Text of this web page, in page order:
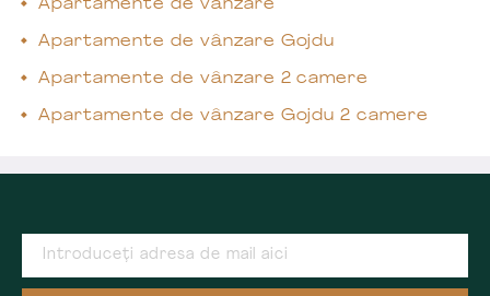
Apartamente de vânzare
Apartamente de vânzare Gojdu
Apartamente de vânzare 2 camere
Apartamente de vânzare Gojdu 2 camere